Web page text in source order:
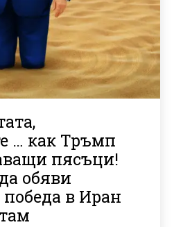
… как Тръмп
пясъци!
обяви
в Иран